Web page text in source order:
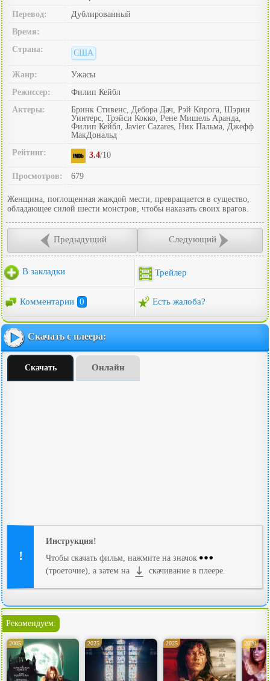
Перевод:
Дублированный
Время:
Страна:
США
Жанр:
Ужасы
Режиссер:
Филип Кейбл
Актеры:
Бринк Стивенс, Дебора Дач, Рэй Кирога, Шэрин
Уинтерс, Трэйси Кокко, Рене Мишель Аранда,
Филип Кейбл, Javier Cazares, Ник Пальма, Джефф
МакДональд
Рейтинг:
3.4/10
Просмотров: 679
Женщина, поглощенная жаждой мести, превращается в существо,
обладающее силой шести монстров, чтобы наказать своих врагов.
Предыдущий Следующий
В закладки Трейлер
Комментарии 0 Есть жалоба?
Скачать с плеера:
Скачать Онлайн
Инструкция!
Чтобы скачать фильм, нажмите на значок
(троеточие), а затем на
скачивание в плеере.
Рекомендуем:
2005 2025 2025 2020